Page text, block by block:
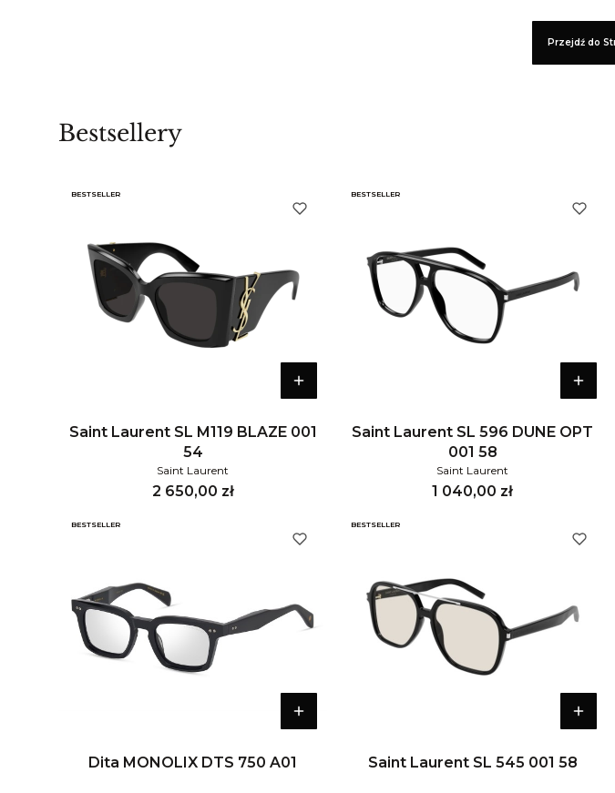
Przejdź do
Bestsellery
BESTSELLER
Saint Laurent SL M119 BLAZE 001
54
Saint Laurent
Cena
2 650,00 zł
BESTSELLER
Saint Laurent SL 596 DUNE OPT
001 58
Saint Laurent
Cena
1 040,00 zł
BESTSELLER
Dita MONOLIX DTS 750 A01
BESTSELLER
Saint Laurent SL 545 001 58